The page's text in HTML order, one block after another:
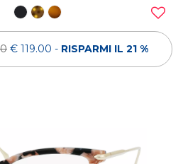
€ 119.00 - RISPARMI IL 21 %